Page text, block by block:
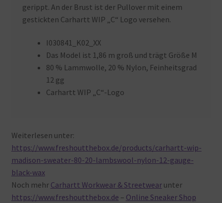
gerippt. An der Brust ist der Pullover mit einem
gestickten Carhartt WIP „C“ Logo versehen.
I030841_K02_XX
Das Model ist 1,86 m groß und trägt Größe M
80 % Lammwolle, 20 % Nylon, Feinheitsgrad
12 gg
Carhartt WIP „C“-Logo
Weiterlesen unter:
https://www.freshoutthebox.de/products/carhartt-wip-
madison-sweater-80-20-lambswool-nylon-12-gauge-
black-wax
Noch mehr Carhartt Workwear & Streetwearunter
https://www.freshoutthebox.de – Online Sneaker Shop